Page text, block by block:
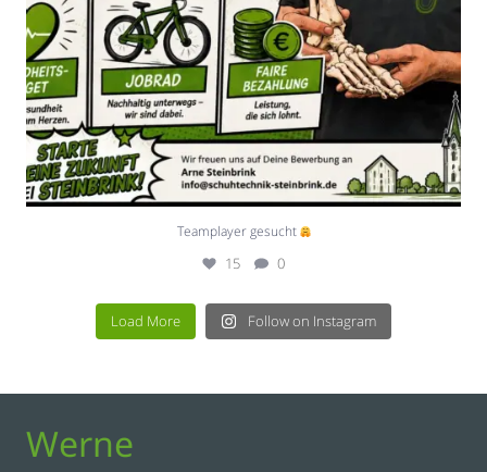
Teamplayer gesucht
15 0
Load More Follow on Instagram
Werne